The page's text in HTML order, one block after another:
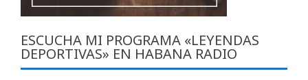
ESCUCHA MI PROGRAMA «LEYENDAS
DEPORTIVAS» EN HABANA RADIO